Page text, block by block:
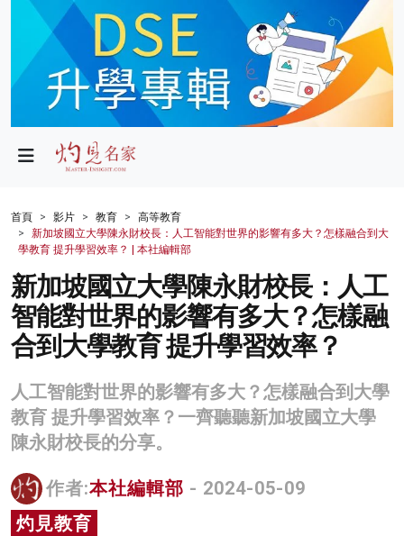
政局
財經
生活
健康
商業
科技
影片
名家榜
關於我們
首頁 影片 教育
高等教育
新加坡國立大學陳永財校長：人工智能對世界的影響有多大？怎樣融合到大
學教育 提升學習效率？ | 本社編輯部
新加坡國立大學陳永財校長：人工
智能對世界的影響有多大？怎樣融
合到大學教育 提升學習效率？
人工智能對世界的影響有多大？怎樣融合到大學
教育 提升學習效率？一齊聽聽新加坡國立大學
陳永財校長的分享。
作者:本社編輯部 - 2024-05-09
灼見教育